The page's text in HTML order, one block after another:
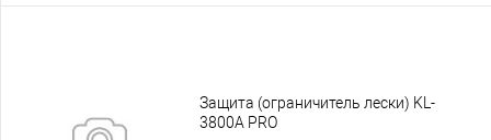
Защита (ограничитель лески) KL-
3800A PRO